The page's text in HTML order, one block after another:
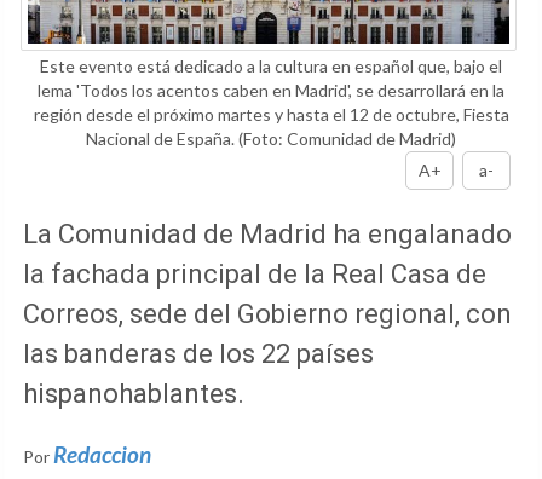
Este evento está dedicado a la cultura en español que, bajo el
lema 'Todos los acentos caben en Madrid', se desarrollará en la
región desde el próximo martes y hasta el 12 de octubre, Fiesta
Nacional de España.(Foto: Comunidad de Madrid)
A+
a-
La Comunidad de Madrid ha engalanado
la fachada principal de la Real Casa de
Correos, sede del Gobierno regional, con
las banderas de los 22 países
hispanohablantes.
Por Redaccion